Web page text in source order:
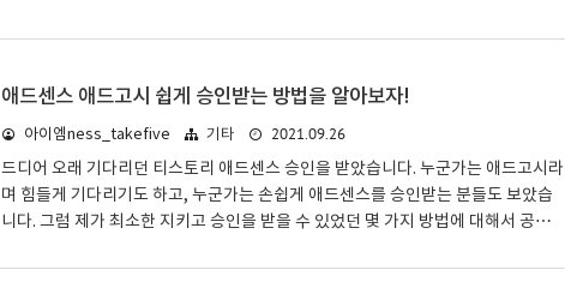
애드센스 애드고시 쉽게 승인받는 방법을 알아보자!
아이엠ness_takefive 기타
2021.09.26
드디어 오래 기다리던 티스토리 애드센스 승인을 받았습니다. 누군가는 애드고시라
며 힘들게 기다리기도 하고, 누군가는 손쉽게 애드센스를 승인받는 분들도 보았습
니다. 그럼 제가 최소한 지키고 승인을 받을 수 있었던 몇 가지 방법에 대해서 공유
적인 내용을 포함해서 작성해야 한다.라고도 하는 것을 보았습니다만 저는 그다지